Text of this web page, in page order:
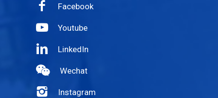
Facebook
Youtube
LinkedIn
Wechat
Instagram